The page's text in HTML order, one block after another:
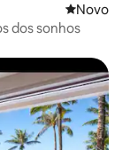
Novo
Novo
dos sonhos